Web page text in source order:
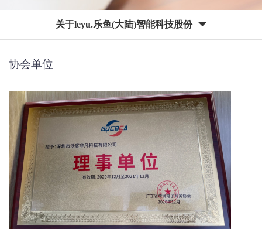
关于leyu.乐鱼(大陆)智能科技股份
协会单位